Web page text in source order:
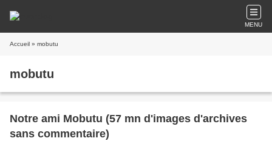
MENU
Accueil » mobutu
mobutu
Notre ami Mobutu (57 mn d'images d'archives
sans commentaire)